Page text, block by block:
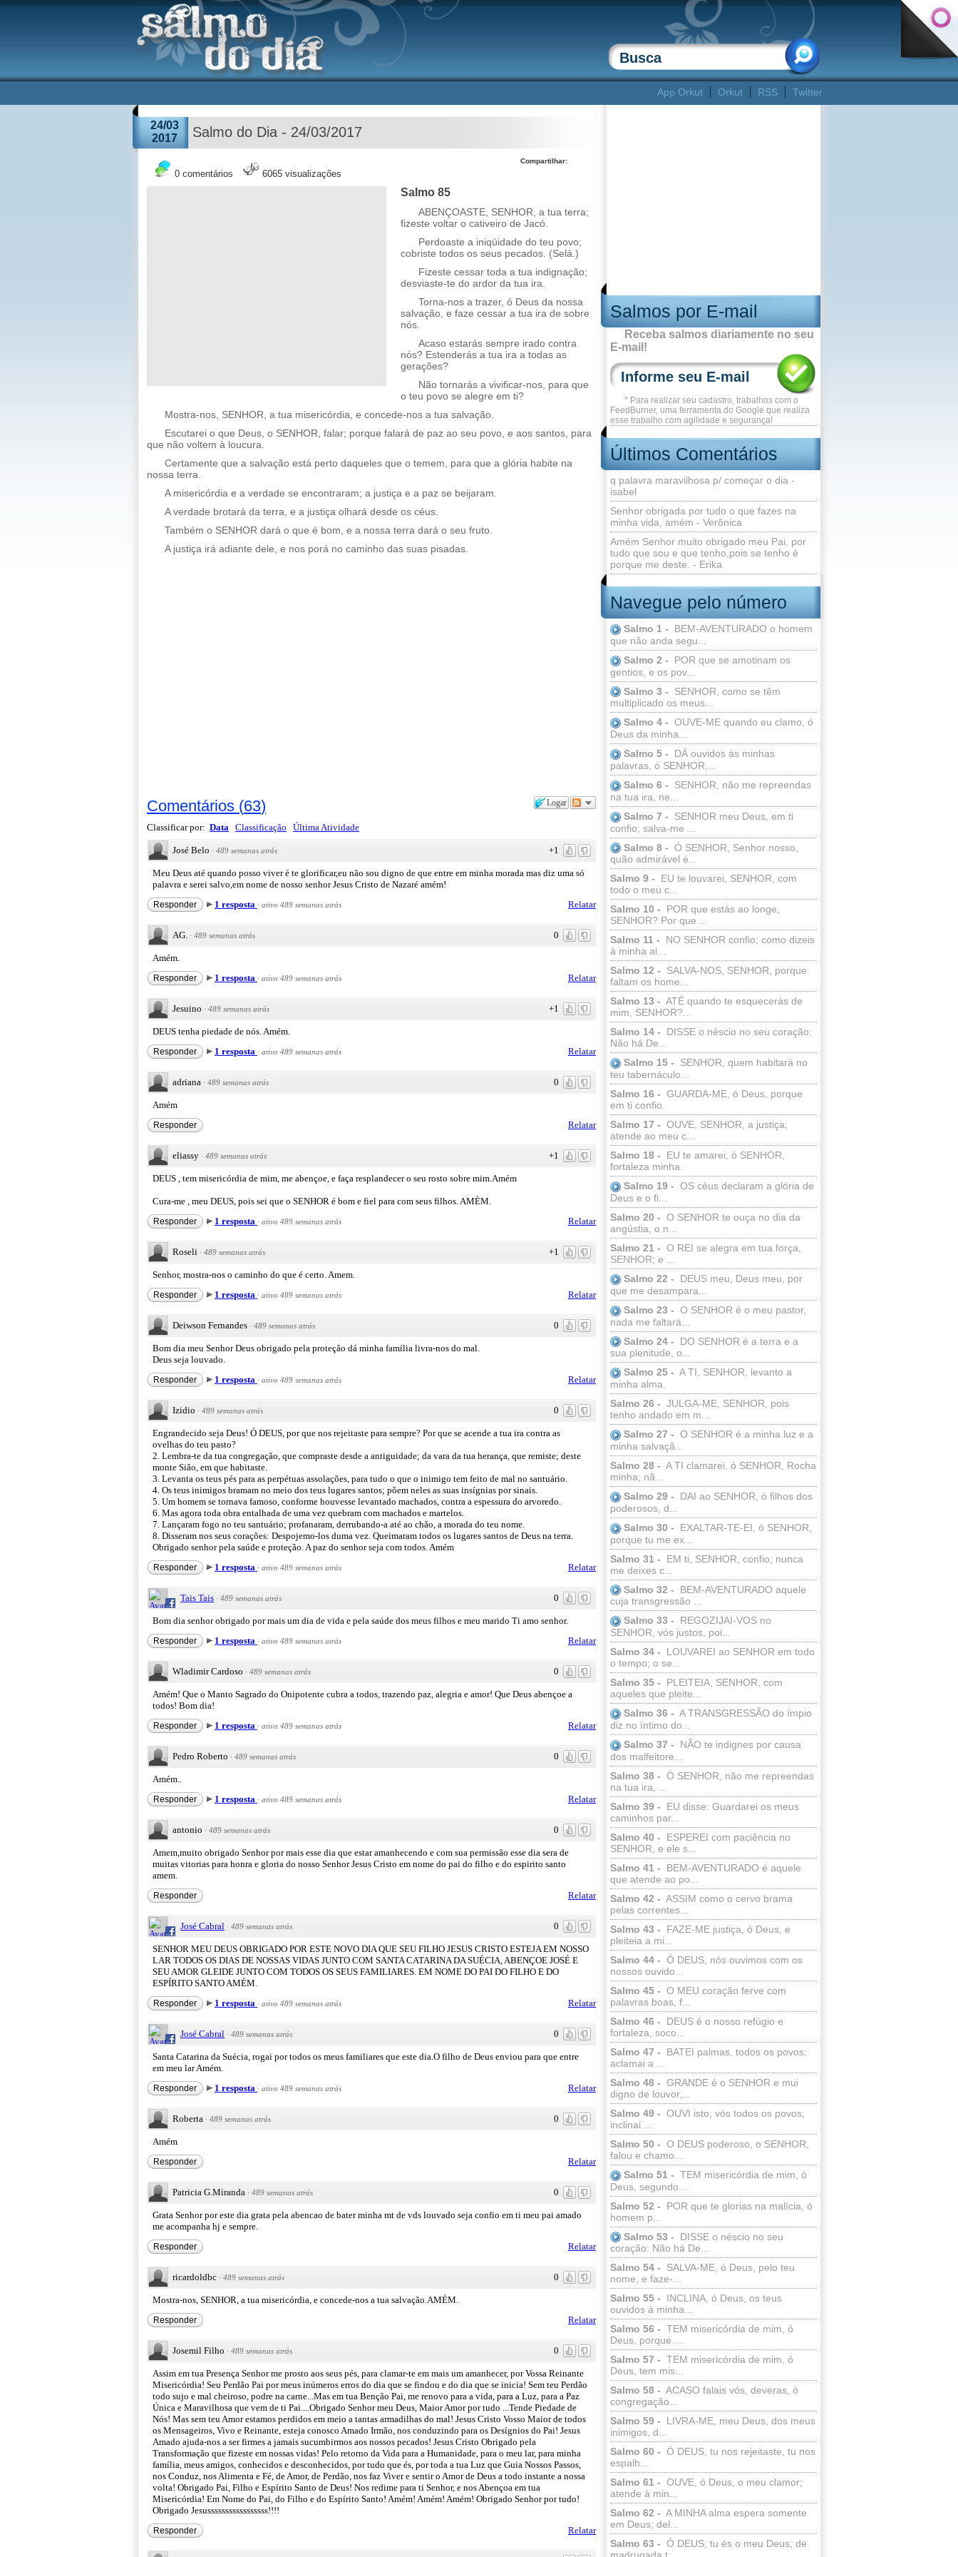
App Orkut Orkut RSS Twitter
Salmos por E-mail
Receba salmos diariamente no seu
E-mail!
* Para realizar seu cadastro, trabalhos com o
FeedBurner, uma ferramenta do Google que realiza
esse trabalho com agilidade e segurança!
Últimos Comentários
q palavra maravilhosa p/ começar o dia -
isabel
Senhor obrigada por tudo o que fazes na
minha vida, amém - Verônica
Amém Senhor muito obrigado meu Pai, por
tudo que sou e que tenho,pois se tenho é
porque me deste. - Erika
Navegue pelo número
Salmo 1 -
BEM-AVENTURADO o homem
que não anda segu...
Salmo 2 -
POR que se amotinam os
gentios, e os pov...
Salmo 3 -
SENHOR, como se têm
multiplicado os meus...
Salmo 4 - OUVE-ME quando eu clamo, ó
Deus da minha...
Salmo 5 -
DÁ ouvidos às minhas
palavras, ó SENHOR,...
Salmo 6 -
SENHOR, não me repreendas
na tua ira, ne...
Salmo 7 -
SENHOR meu Deus, em ti
confio; salva-me ...
Salmo 8 - Ó SENHOR, Senhor nosso,
quão admirável é...
Salmo 9 -
EU te louvarei, SENHOR, com
todo o meu c...
Salmo 10 -
POR que estás ao longe,
SENHOR? Por que ...
Salmo 11 -
NO SENHOR confio; como dizeis
à minha al...
Salmo 12 -
SALVA-NOS, SENHOR, porque
faltam os home...
Salmo 13 - ATÉ quando te esquecerás de
mim, SENHOR?...
Salmo 14 -
DISSE o néscio no seu coração:
Não há De...
Salmo 15 -
SENHOR, quem habitará no
teu tabernáculo...
Salmo 16 - GUARDA-ME, ó Deus, porque
em ti confio.
Salmo 17 - OUVE, SENHOR, a justiça;
atende ao meu c...
Salmo 18 -
EU te amarei, ó SENHOR,
fortaleza minha.
Salmo 19 - OS céus declaram a glória de
Deus e o fi...
Salmo 20 - O SENHOR te ouça no dia da
angústia, o n...
Salmo 21 - O REI se alegra em tua força,
SENHOR; e ...
Salmo 22 -
DEUS meu, Deus meu, por
que me desampara...
Salmo 23 - O SENHOR é o meu pastor,
nada me faltará...
Salmo 24 -
DO SENHOR é a terra e a
sua plenitude, o...
Salmo 25 - A TI, SENHOR, levanto a
minha alma.
Salmo 26 - JULGA-ME, SENHOR, pois
tenho andado em m...
Salmo 27 - O SENHOR é a minha luz e a
minha salvaçã...
Salmo 28 - A TI clamarei, ó SENHOR, Rocha
minha; nã...
Salmo 29 -
DAI ao SENHOR, ó filhos dos
poderosos, d...
Salmo 30 -
EXALTAR-TE-EI, ó SENHOR,
porque tu me ex...
Salmo 31 -
EM ti, SENHOR, confio; nunca
me deixes c...
Salmo 32 -
BEM-AVENTURADO aquele
cuja transgressão ...
Salmo 33 -
REGOZIJAI-VOS no
SENHOR, vós justos, poi...
Salmo 34 -
LOUVAREI ao SENHOR em todo
o tempo; o se...
Salmo 35 -
PLEITEIA, SENHOR, com
aqueles que pleite...
Salmo 36 - A TRANSGRESSÃO do ímpio
diz no íntimo do...
Salmo 37 -
NÃO te indignes por causa
dos malfeitore...
Salmo 38 - Ó SENHOR, não me repreendas
na tua ira, ...
Salmo 39 -
EU disse: Guardarei os meus
caminhos par...
Salmo 40 -
ESPEREI com paciência no
SENHOR, e ele s...
Salmo 41 -
BEM-AVENTURADO é aquele
que atende ao po...
Salmo 42 - ASSIM como o cervo brama
pelas correntes...
Salmo 43 -
FAZE-ME justiça, ó Deus, e
pleiteia a mi...
Salmo 44 - Ó DEUS, nós ouvimos com os
nossos ouvido...
Salmo 45 - O MEU coração ferve com
palavras boas, f...
Salmo 46 -
DEUS é o nosso refúgio e
fortaleza, soco...
Salmo 47 -
BATEI palmas, todos os povos;
aclamai a ...
Salmo 48 - GRANDE é o SENHOR e mui
digno de louvor,...
Salmo 49 - OUVI isto, vós todos os povos;
inclinai ...
Salmo 50 - O DEUS poderoso, o SENHOR,
falou e chamo...
Salmo 51 - TEM misericórdia de mim, ó
Deus, segundo...
Salmo 52 -
POR que te glorias na malícia, ó
homem p...
Salmo 53 -
DISSE o néscio no seu
coração: Não há De...
Salmo 54 -
SALVA-ME, ó Deus, pelo teu
nome, e faze-...
Salmo 55 -
INCLINA, ó Deus, os teus
ouvidos à minha...
Salmo 56 - TEM misericórdia de mim, ó
Deus, porque ...
Salmo 57 - TEM misericórdia de mim, ó
Deus, tem mis...
Salmo 58 - ACASO falais vós, deveras, ó
congregação...
Salmo 59 -
LIVRA-ME, meu Deus, dos meus
inimigos, d...
Salmo 60 - Ó DEUS, tu nos rejeitaste, tu nos
espalh...
Salmo 61 - OUVE, ó Deus, o meu clamor;
atende à min...
Salmo 62 - A MINHA alma espera somente
em Deus; del...
Salmo 63 - Ó DEUS, tu és o meu Deus, de
24/03
2017
Salmo do Dia - 24/03/2017
0 comentários 6065 visualizações
Compartilhar:
Salmo 85
ABENÇOASTE, SENHOR, a tua terra;
fizeste voltar o cativeiro de Jacó.
Perdoaste a iniqüidade do teu povo;
cobriste todos os seus pecados. (Selá.)
Fizeste cessar toda a tua indignação;
desviaste-te do ardor da tua ira.
Torna-nos a trazer, ó Deus da nossa
salvação, e faze cessar a tua ira de sobre
nós.
Acaso estarás sempre irado contra
nós? Estenderás a tua ira a todas as
gerações?
Não tornarás a vivificar-nos, para que
o teu povo se alegre em ti?
Mostra-nos, SENHOR, a tua misericórdia, e concede-nos a tua salvação.
Escutarei o que Deus, o SENHOR, falar; porque falará de paz ao seu povo, e aos santos, para
que não voltem à loucura.
Certamente que a salvação está perto daqueles que o temem, para que a glória habite na
nossa terra.
A misericórdia e a verdade se encontraram; a justiça e a paz se beijaram.
A verdade brotará da terra, e a justiça olhará desde os céus.
Também o SENHOR dará o que é bom, e a nossa terra dará o seu fruto.
A justiça irá adiante dele, e nos porá no caminho das suas pisadas.
Logar
Comentários (63)
Classificar por: Data Classificação Última Atividade
+1
José Belo · 489 semanas atrás
Meu Deus até quando posso viver é te glorificar,eu não sou digno de que entre em minha morada mas diz uma só
palavra e serei salvo,em nome de nosso senhor Jesus Cristo de Nazaré amém!
Relatar
Responder 1 resposta · ativo 489 semanas atrás
0
AG. · 489 semanas atrás
Amém.
Relatar
Responder 1 resposta · ativo 489 semanas atrás
+1
Jesuino · 489 semanas atrás
DEUS tenha piedade de nós. Amém.
Relatar
Responder 1 resposta · ativo 489 semanas atrás
0
adriana · 489 semanas atrás
Amém
Relatar
Responder
+1
eliassy · 489 semanas atrás
DEUS , tem misericórdia de mim, me abençoe, e faça resplandecer o seu rosto sobre mim.Amém
Cura-me , meu DEUS, pois sei que o SENHOR é bom e fiel para com seus filhos. AMÈM.
Relatar
Responder 1 resposta · ativo 489 semanas atrás
+1
Roseli · 489 semanas atrás
Senhor, mostra-nos o caminho do que é certo. Amem.
Relatar
Responder 1 resposta · ativo 489 semanas atrás
0
Deiwson Fernandes · 489 semanas atrás
Bom dia meu Senhor Deus obrigado pela proteção dá minha família livra-nos do mal.
Deus seja louvado.
Relatar
Responder 1 resposta · ativo 489 semanas atrás
0
Izidio · 489 semanas atrás
Engrandecido seja Deus! Ó DEUS, por que nos rejeitaste para sempre? Por que se acende a tua ira contra as
ovelhas do teu pasto?
2. Lembra-te da tua congregação, que compraste desde a antiguidade; da vara da tua herança, que remiste; deste
monte Sião, em que habitaste.
3. Levanta os teus pés para as perpétuas assolações, para tudo o que o inimigo tem feito de mal no santuário.
4. Os teus inimigos bramam no meio dos teus lugares santos; põem neles as suas insígnias por sinais.
5. Um homem se tornava famoso, conforme houvesse levantado machados, contra a espessura do arvoredo.
6. Mas agora toda obra entalhada de uma vez quebram com machados e martelos.
7. Lançaram fogo no teu santuário; profanaram, derrubando-a até ao chão, a morada do teu nome.
8. Disseram nos seus corações: Despojemo-los duma vez. Queimaram todos os lugares santos de Deus na terra.
Obrigado senhor pela saúde e proteção. A paz do senhor seja com todos. Amém
Relatar
Responder 1 resposta · ativo 489 semanas atrás
0
Tais Tais · 489 semanas atrás
Bom dia senhor obrigado por mais um dia de vida e pela saúde dos meus filhos e meu marido Ti amo senhor.
Relatar
Responder 1 resposta · ativo 489 semanas atrás
0
Wladimir Cardoso · 489 semanas atrás
Amém! Que o Manto Sagrado do Onipotente cubra a todos, trazendo paz, alegria e amor! Que Deus abençoe a
todos! Bom dia!
Relatar
Responder 1 resposta · ativo 489 semanas atrás
0
Pedro Roberto · 489 semanas atrás
Amém..
Relatar
Responder 1 resposta · ativo 489 semanas atrás
0
antonio · 489 semanas atrás
Amem,muito obrigado Senhor por mais esse dia que estar amanhecendo e com sua permissão esse dia sera de
muitas vitorias para honra e gloria do nosso Senhor Jesus Cristo em nome do pai do filho e do espirito santo
amem.
Relatar
Responder
0
José Cabral · 489 semanas atrás
SENHOR MEU DEUS OBRIGADO POR ESTE NOVO DIA QUE SEU FILHO JESUS CRISTO ESTEJA EM NOSSO
LAR TODOS OS DIAS DE NOSSAS VIDAS JUNTO COM SANTA CATARINA DA SUÉCIA, ABENÇOE JOSÉ E
SEU AMOR GLEIDE JUNTO COM TODOS OS SEUS FAMILIARES. EM NOME DO PAI DO FILHO E DO
ESPÍRITO SANTO AMÉM.
Relatar
Responder 1 resposta · ativo 489 semanas atrás
0
José Cabral · 489 semanas atrás
Santa Catarina da Suécia, rogai por todos os meus familiares que este dia.O filho de Deus enviou para que entre
em meu lar Amém.
Relatar
Responder 1 resposta · ativo 489 semanas atrás
0
Roberta · 489 semanas atrás
Amém
Relatar
Responder
0
Patricia G.Miranda · 489 semanas atrás
Grata Senhor por este dia grata pela abencao de bater minha mt de vds louvado seja confio em ti meu pai amado
me acompanha hj e sempre.
Relatar
Responder
0
ricardoldbc · 489 semanas atrás
Mostra-nos, SENHOR, a tua misericórdia, e concede-nos a tua salvação.AMÉM.
Relatar
Responder
0
Josemil Filho · 489 semanas atrás
Assim em tua Presença Senhor me prosto aos seus pés, para clamar-te em mais um amanhecer, por Vossa Reinante
Misericórdia! Seu Perdão Pai por meus inúmeros erros do dia que se findou e do dia que se inicia! Sem teu Perdão
todo sujo e mal cheiroso, podre na carne...Mas em tua Benção Pai, me renovo para a vida, para a Luz, para a Paz
Única e Maravilhosa que vem de ti Pai....Obrigado Senhor meu Deus, Maior Amor por tudo ...Tende Piedade de
Nós! Mas sem teu Amor estamos perdidos em meio a tantas armadilhas do mal! Jesus Cristo Vosso Maior de todos
os Mensageiros, Vivo e Reinante, esteja conosco Amado Irmão, nos conduzindo para os Desígnios do Pai! Jesus
Amado ajuda-nos a ser firmes a jamais sucumbirmos aos nossos pecados! Jesus Cristo Obrigado pela
Transformação que fizeste em nossas vidas! Pelo retorno da Vida para a Humanidade, para o meu lar, para minha
família, meus amigos, conhecidos e desconhecidos, por tudo que és, por toda a tua Luz que Guia Nossos Passos,
nos Conduz, nos Alimenta e Fé, de Amor, de Perdão, nos faz Viver e sentir o Amor de Deus a todo instante a nossa
volta! Obrigado Pai, Filho e Espírito Santo de Deus! Nos redime para ti Senhor, e nos Abençoa em tua
Misericórdia! Em Nome do Pai, do Filho e do Espírito Santo! Amém! Amém! Amém! Obrigado Senhor por tudo!
Obrigado Jesusssssssssssssssss!!!!
Relatar
Responder